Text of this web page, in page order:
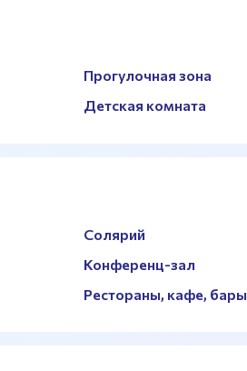
Прогулочная зона
Детская комната
Солярий
Конференц-зал
Рестораны, кафе, бары